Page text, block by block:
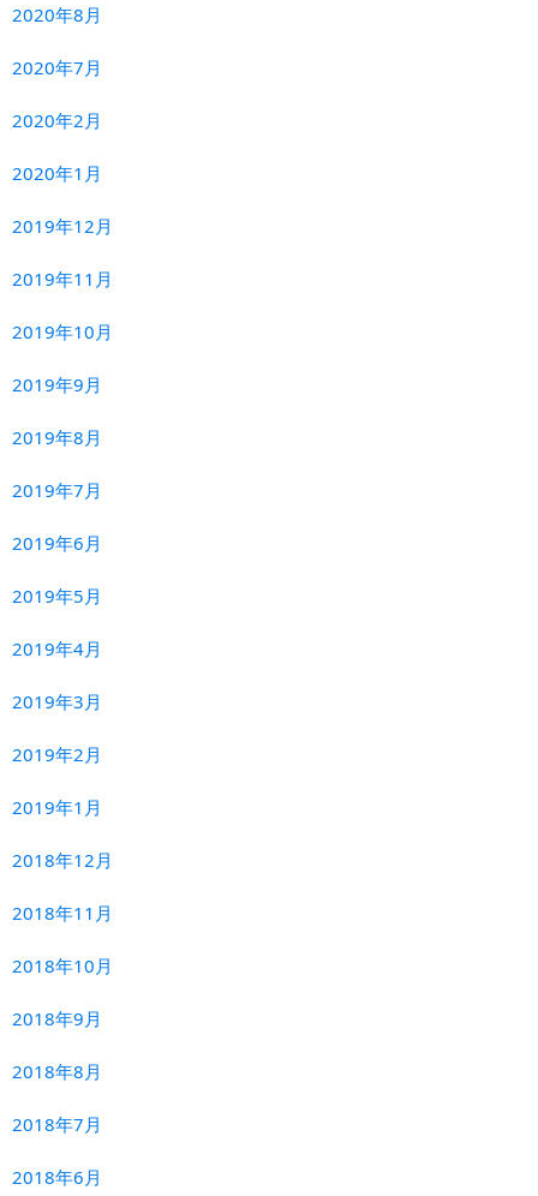
2020年8月
2020年7月
2020年2月
2020年1月
2019年12月
2019年11月
2019年10月
2019年9月
2019年8月
2019年7月
2019年6月
2019年5月
2019年4月
2019年3月
2019年2月
2019年1月
2018年12月
2018年11月
2018年10月
2018年9月
2018年8月
2018年7月
2018年6月